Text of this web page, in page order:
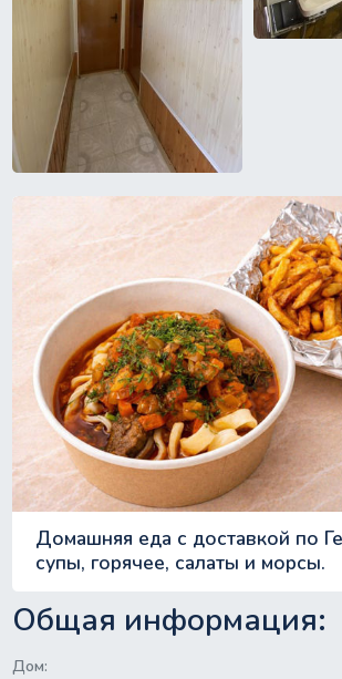
Домашняя еда с доставкой по
супы, горячее, салаты и морсы.
Общая информация:
Дом: